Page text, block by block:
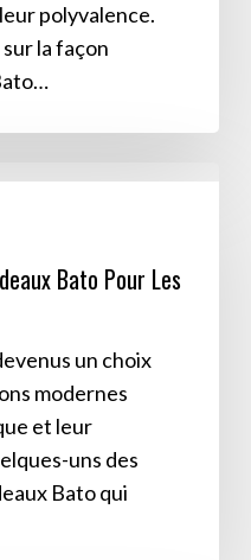
polyvalence.
la façon
Bato Pour Les
un choix
modernes
et leur
uns des
Bato qui